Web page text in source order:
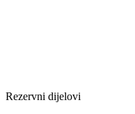
Rezervni dijelovi